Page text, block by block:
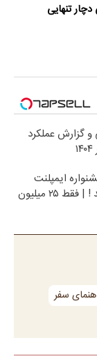
تنهایی
گزارش عملکرد
ایمپلنت
تهران سر بزنید ! | فقط ۲۵ میلیون
سفر